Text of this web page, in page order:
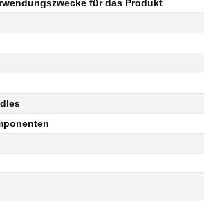
für das Produkt